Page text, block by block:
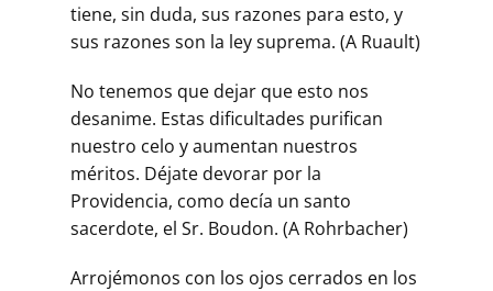
tiene, sin duda, sus razones para esto, y
sus razones son la ley suprema. (A Ruault)
No tenemos que dejar que esto nos
desanime. Estas dificultades purifican
nuestro celo y aumentan nuestros
méritos. Déjate devorar por la
Providencia, como decía un santo
sacerdote, el Sr. Boudon. (A Rohrbacher)
Arrojémonos con los ojos cerrados en los